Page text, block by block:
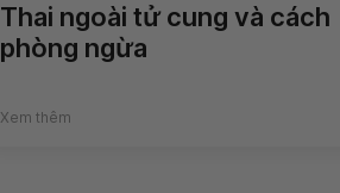
Thai ngoài tử cung và cách
phòng ngừa
Xem thêm